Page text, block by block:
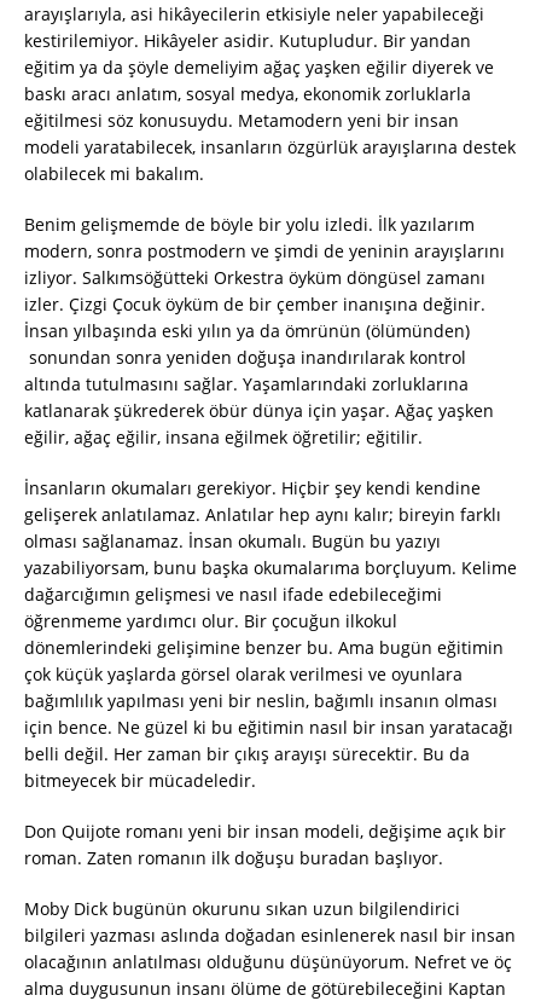
arayışlarıyla, asi hikâyecilerin etkisiyle neler yapabileceği
kestirilemiyor. Hikâyeler asidir. Kutupludur. Bir yandan
eğitim ya da şöyle demeliyim ağaç yaşken eğilir diyerek ve
baskı aracı anlatım, sosyal medya, ekonomik zorluklarla
eğitilmesi söz konusuydu. Metamodern yeni bir insan
modeli yaratabilecek, insanların özgürlük arayışlarına destek
olabilecek mi bakalım.
Benim gelişmemde de böyle bir yolu izledi. İlk yazılarım
modern, sonra postmodern ve şimdi de yeninin arayışlarını
izliyor. Salkımsöğütteki Orkestra öyküm döngüsel zamanı
izler. Çizgi Çocuk öyküm de bir çember inanışına değinir.
İnsan yılbaşında eski yılın ya da ömrünün (ölümünden)
sonundan sonra yeniden doğuşa inandırılarak kontrol
altında tutulmasını sağlar. Yaşamlarındaki zorluklarına
katlanarak şükrederek öbür dünya için yaşar. Ağaç yaşken
eğilir, ağaç eğilir, insana eğilmek öğretilir; eğitilir.
İnsanların okumaları gerekiyor. Hiçbir şey kendi kendine
gelişerek anlatılamaz. Anlatılar hep aynı kalır; bireyin farklı
olması sağlanamaz. İnsan okumalı. Bugün bu yazıyı
yazabiliyorsam, bunu başka okumalarıma borçluyum. Kelime
dağarcığımın gelişmesi ve nasıl ifade edebileceğimi
öğrenmeme yardımcı olur. Bir çocuğun ilkokul
dönemlerindeki gelişimine benzer bu. Ama bugün eğitimin
çok küçük yaşlarda görsel olarak verilmesi ve oyunlara
bağımlılık yapılması yeni bir neslin, bağımlı insanın olması
için bence. Ne güzel ki bu eğitimin nasıl bir insan yaratacağı
belli değil. Her zaman bir çıkış arayışı sürecektir. Bu da
bitmeyecek bir mücadeledir.
Don Quijote romanı yeni bir insan modeli, değişime açık bir
roman. Zaten romanın ilk doğuşu buradan başlıyor.
Moby Dick bugünün okurunu sıkan uzun bilgilendirici
bilgileri yazması aslında doğadan esinlenerek nasıl bir insan
olacağının anlatılması olduğunu düşünüyorum. Nefret ve öç
alma duygusunun insanı ölüme de götürebileceğini Kaptan